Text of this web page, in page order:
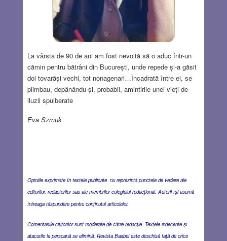
La vârsta de 90 de ani am fost nevoită să o aduc într-un
cămin pentru bătrâni din București, unde repede și-a găsit
doi tovarăși vechi, tot nonagenari…Încadrată între ei, se
plimbau, depănându-și, probabil, amintirile unei vieţi de
iluzii spulberate
Eva Szmuk
Opiniile exprimate în textele publicate nu reprezintă punctele de vedere ale
editorilor, redactorilor sau ale membrilor colegiului redacţional. Autorii îşi asumă
întreaga răspundere pentru conţinutul articolelor.
Comentariile cititorilor sunt moderate de către redacţie. Textele indecente şi
atacurile la persoană se elimină. Revista Baabel este deschisă faţă de orice